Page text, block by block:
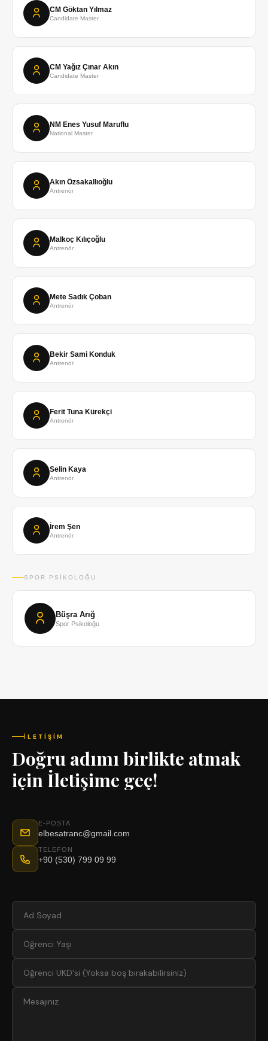
CM Göktan Yılmaz
Candidate Master
CM Yağız Çınar Akın
Candidate Master
NM Enes Yusuf Maruflu
National Master
Akın Özsakallıoğlu
Antrenör
Malkoç Kılıçoğlu
Antrenör
Mete Sadık Çoban
Antrenör
Bekir Sami Konduk
Antrenör
Ferit Tuna Kürekçi
Antrenör
Selin Kaya
Antrenör
İrem Şen
Antrenör
SPOR PSIKOLOĞU
Büşra Arığ
Spor Psikoloğu
İLETIŞIM
Doğru adımı birlikte atmak
için İletişime geç!
E-POSTA
elbesatranc@gmail.com
TELEFON
+90 (530) 799 09 99